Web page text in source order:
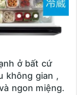
ở bất cứ
không gian ,
ngon miệng.